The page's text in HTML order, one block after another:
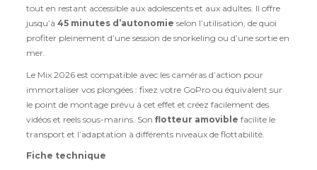
tout en restant accessible aux adolescents et aux adultes. Il offre
jusqu’à45 minutes d’autonomie selon l’utilisation, de quoi
profiter pleinement d’une session de snorkeling ou d’une sortie en
mer.
Le Mix 2026 est compatible avec les caméras d’action pour
immortaliser vos plongées : fixez votre GoPro ou équivalent sur
le point de montage prévu à cet effet et créez facilement des
vidéos et reels sous-marins. Sonflotteur amovible facilite le
transport et l’adaptation à différents niveaux de flottabilité.
Fiche technique